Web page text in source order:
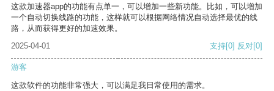
这款加速器app的功能有点单一，可以增加一些新功能。比如，可以增加
一个自动切换线路的功能，这样就可以根据网络情况自动选择最优的线
路，从而获得更好的加速效果。
2025-04-01
支持[0] 反对[0]
游客
这款软件的功能非常强大，可以满足我日常使用的需求。